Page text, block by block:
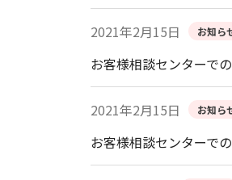
2021年2月15日 お知ら
お客様相談センターで
2021年2月15日 お知ら
お客様相談センターで